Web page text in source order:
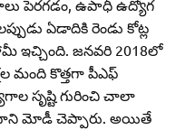
పెరగడం, ఉపాధీ ఉద్యోగ
ఏడాదికి రెండు కోట్ల
ఇచ్చింది. జనవరి 2018లో
మంది కొత్తగా పీఎఫ్‌
సృష్టి గురించి చాలా
మోడీ చెప్పారు. అయితే